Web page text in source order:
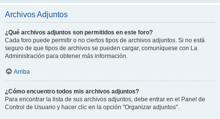
Archivos Adjuntos
¿Qué archivos adjuntos son permitidos en este foro?
Cada foro puede permitir o no ciertos tipos de archivos adjuntos. Si no está
seguro de que tipos de archivos se pueden cargar, comuníquese con La
Administración para obtener más información.
Arriba
¿Cómo encuentro todos mis archivos adjuntos?
Para encontrar la lista de sus archivos adjuntos, debe entrar en el Panel de
Control de Usuario y hacer clic en la opción "Organizar adjuntos".